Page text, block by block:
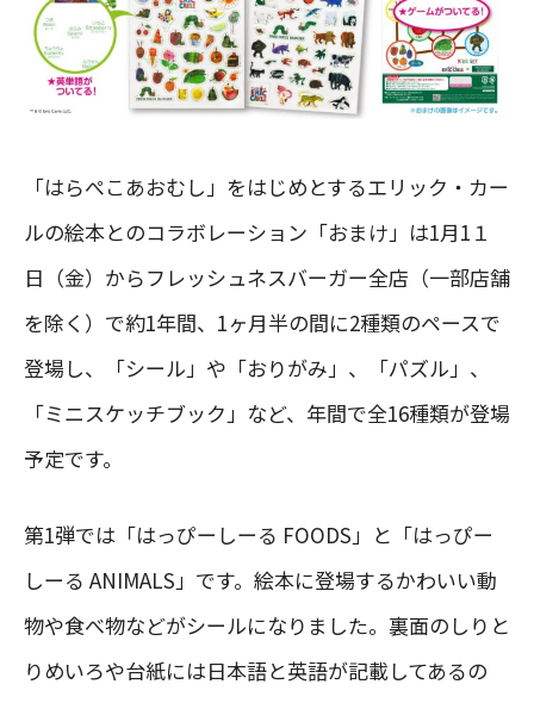
「はらぺこあおむし」をはじめとするエリック・カー
ルの絵本とのコラボレーション「おまけ」は1月1１
日（金）からフレッシュネスバーガー全店（一部店舗
を除く）で約1年間、1ヶ月半の間に2種類のペースで
登場し、「シール」や「おりがみ」、「パズル」、
「ミニスケッチブック」など、年間で全16種類が登場
予定です。
第1弾では「はっぴーしーる FOODS」と「はっぴー
しーる ANIMALS」です。絵本に登場するかわいい動
物や食べ物などがシールになりました。裏面のしりと
りめいろや台紙には日本語と英語が記載してあるの